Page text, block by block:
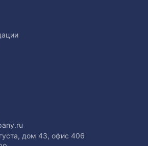
дом 43, офис 406